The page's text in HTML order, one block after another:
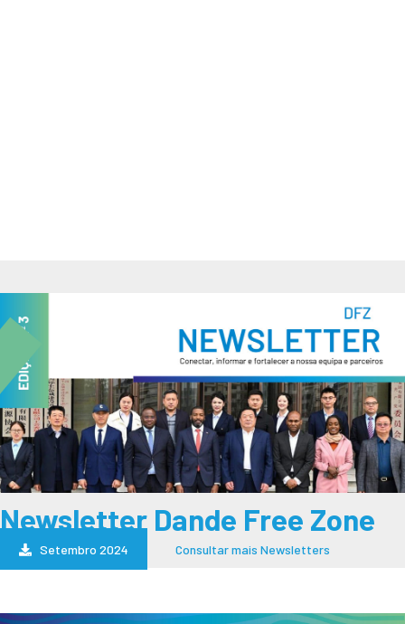
Newsletter Dande Free Zone
Setembro 2024 Consultar mais Newsletters